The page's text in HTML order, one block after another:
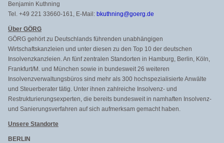
Benjamin Kuthning
Tel. +49 221 33660-161, E-Mail: bkuthning@goerg.de
Über GÖRG
GÖRG gehört zu Deutschlands führenden unabhängigen
Wirtschaftskanzleien und unter diesen zu den Top 10 der deutschen
Insolvenzkanzleien. An fünf zentralen Standorten in Hamburg, Berlin, Köln,
Frankfurt/M. und München sowie in bundesweit 26 weiteren
Insolvenzverwaltungsbüros sind mehr als 300 hochspezialisierte Anwälte
und Steuerberater tätig. Unter ihnen zahlreiche Insolvenz- und
Restrukturierungsexperten, die bereits bundesweit in namhaften Insolvenz-
und Sanierungsverfahren auf sich aufmerksam gemacht haben.
Unsere Standorte
BERLIN